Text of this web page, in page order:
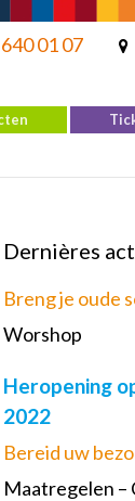
01 07
Dernières
Breng je oude
Worshop
Heropening
2022
Bereid uw
Maatregelen –